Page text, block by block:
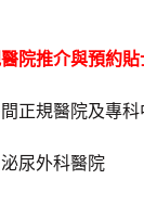
院推介與預約貼
規醫院及專科
尿外科醫院